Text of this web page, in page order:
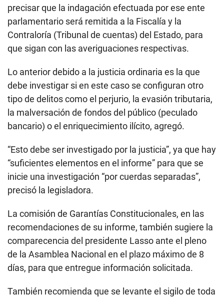
precisar que la indagación efectuada por ese ente
parlamentario será remitida a la Fiscalía y la
Contraloría (Tribunal de cuentas) del Estado, para
que sigan con las averiguaciones respectivas.
Lo anterior debido a la justicia ordinaria es la que
debe investigar si en este caso se configuran otro
tipo de delitos como el perjurio, la evasión tributaria,
la malversación de fondos del público (peculado
bancario) o el enriquecimiento ilícito, agregó.
“Esto debe ser investigado por la justicia”, ya que hay
“suficientes elementos en el informe” para que se
inicie una investigación “por cuerdas separadas”,
precisó la legisladora.
La comisión de Garantías Constitucionales, en las
recomendaciones de su informe, también sugiere la
comparecencia del presidente Lasso ante el pleno
de la Asamblea Nacional en el plazo máximo de 8
días, para que entregue información solicitada.
También recomienda que se levante el sigilo de toda